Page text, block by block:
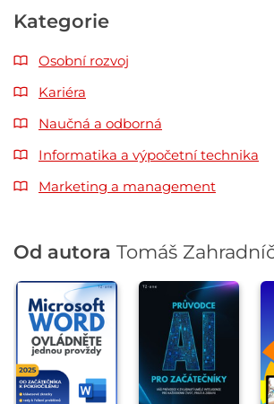
Kategorie
Osobní rozvoj
Kariéra
Naučná a odborná
Informatika a výpočetní technika
Marketing a management
Od autora Tomáš